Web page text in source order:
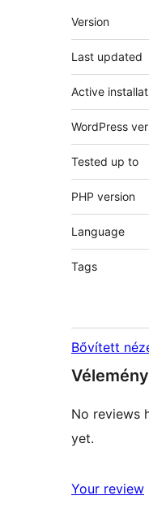
Meta
Version
Last updated
Active
WordPress
Tested up to
PHP version
Language
Tags
Bővített
No reviews
yet.
Your review